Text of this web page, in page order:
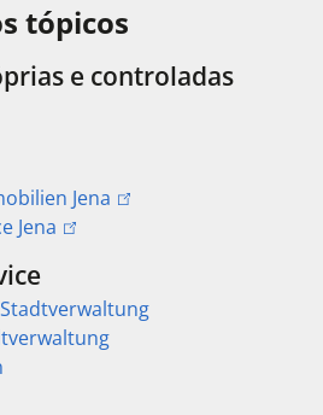
tópicos
e controladas
Jena
Jena